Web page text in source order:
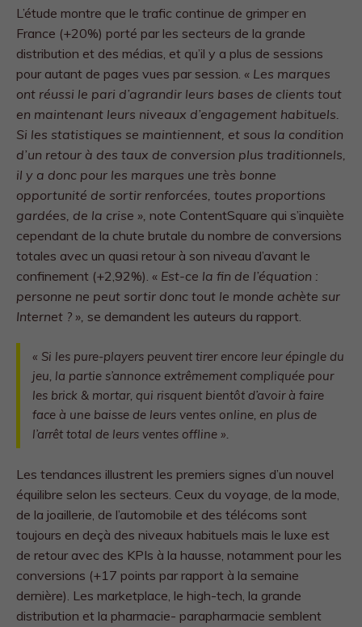
L’étude montre que le trafic continue de grimper en
France (+20%) porté par les secteurs de la grande
distribution et des médias, et qu’il y a plus de sessions
pour autant de pages vues par session. « Les marques
ont réussi le pari d’agrandir leurs bases de clients tout
en maintenant leurs niveaux d’engagement habituels.
Si les statistiques se maintiennent, et sous la condition
d’un retour à des taux de conversion plus traditionnels,
il y a donc pour les marques une très bonne
opportunité de sortir renforcées, toutes proportions
gardées, de la crise », note ContentSquare qui s’inquiète
cependant de la chute brutale du nombre de conversions
totales avec un quasi retour à son niveau d’avant le
confinement (+2,92%). « Est-ce la fin de l’équation :
personne ne peut sortir donc tout le monde achète sur
Internet ? », se demandent les auteurs du rapport.
« Si les pure-players peuvent tirer encore leur épingle du
jeu, la partie s’annonce extrêmement compliquée pour
les brick & mortar, qui risquent bientôt d’avoir à faire
face à une baisse de leurs ventes online, en plus de
l’arrêt total de leurs ventes offline ».
Les tendances illustrent les premiers signes d’un nouvel
équilibre selon les secteurs. Ceux du voyage, de la mode,
de la joaillerie, de l’automobile et des télécoms sont
toujours en deçà des niveaux habituels mais le luxe est
de retour avec des KPIs à la hausse, notamment pour les
conversions (+17 points par rapport à la semaine
dernière). Les marketplace, le high-tech, la grande
distribution et la pharmacie- parapharmacie semblent